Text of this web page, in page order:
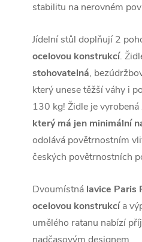
stabilitu na nerovném
Jídelní stůl doplňují 2
ocelovou konstrukcí.
stohovatelná,
který unese těžší váhy i
130 kg! Židle je
který má jen minimální
odolává povětrnostním
českých povětrnostních
Dvoumístná lavice Paris
ocelovou konstrukcía
umělého ratanu nabízí